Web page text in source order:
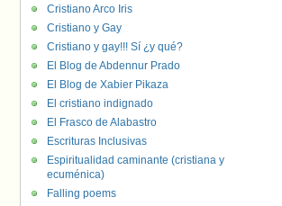
Cristiano Arco Iris
Cristiano y Gay
Cristiano y gay!!! Sí ¿y qué?
El Blog de Abdennur Prado
El Blog de Xabier Pikaza
El cristiano indignado
El Frasco de Alabastro
Escrituras Inclusivas
Espiritualidad caminante (cristiana y
ecuménica)
Falling poems